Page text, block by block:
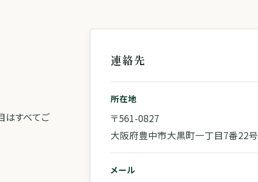
はすべてご
連絡先
所在地
〒561-0827
大阪府豊中市大黒町一丁目7番22号
メール